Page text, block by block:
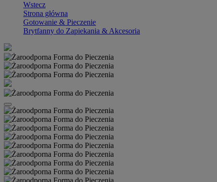
Wstecz
Strona główna
Gotowanie & Pieczenie
Brytfanny do Zapiekania & Akcesoria